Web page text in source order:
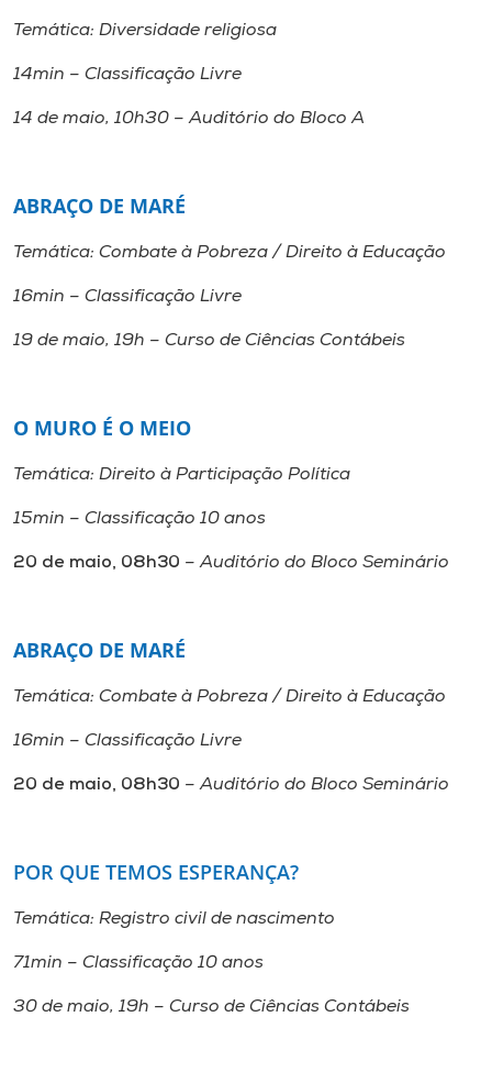
Temática: Diversidade religiosa
14min – Classificação Livre
14 de maio, 10h30 – Auditório do Bloco A
ABRAÇO DE MARÉ
Temática: Combate à Pobreza / Direito à Educação
16min – Classificação Livre
19 de maio, 19h – Curso de Ciências Contábeis
O MURO É O MEIO
Temática: Direito à Participação Política
15min – Classificação 10 anos
20 de maio, 08h30 – Auditório do Bloco Seminário
ABRAÇO DE MARÉ
Temática: Combate à Pobreza / Direito à Educação
16min – Classificação Livre
20 de maio, 08h30 – Auditório do Bloco Seminário
POR QUE TEMOS ESPERANÇA?
Temática: Registro civil de nascimento
71min – Classificação 10 anos
30 de maio, 19h – Curso de Ciências Contábeis